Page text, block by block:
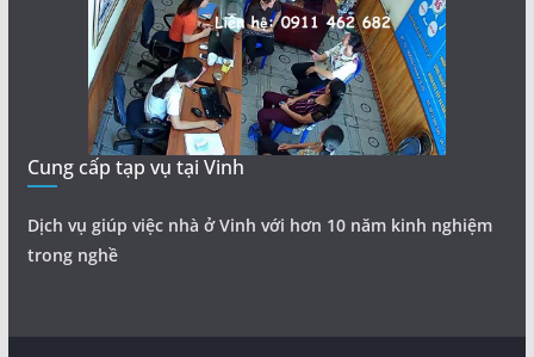
Cung cấp tạp vụ tại Vinh
Dịch vụ giúp việc nhà ở Vinh với hơn 10 năm kinh nghiệm
trong nghề